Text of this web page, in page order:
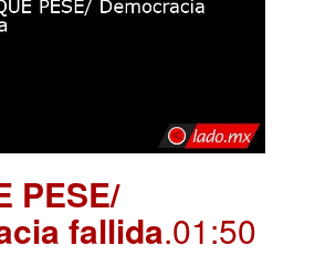
PESE/
fallida.01:50